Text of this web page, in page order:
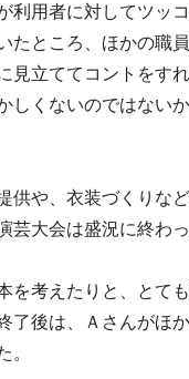
利用者に対してツッ
たところ、ほかの職
見立ててコントをす
しくないのではない
供や、衣装づくりな
芸大会は盛況に終わっ
を考えたりと、とて
了後は、Ａさんがほ
。